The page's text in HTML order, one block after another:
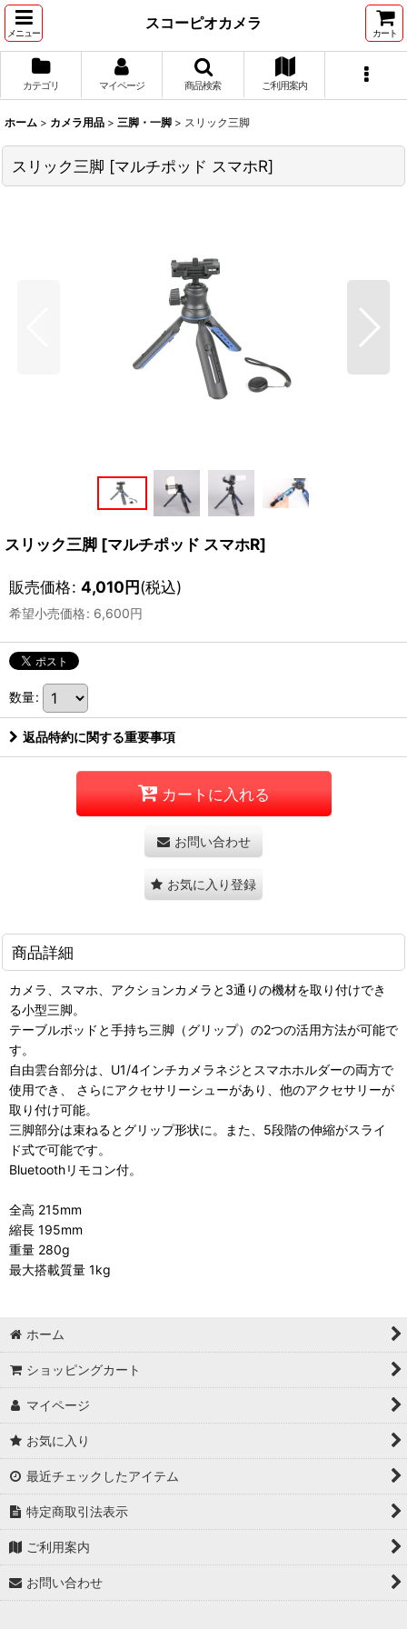
メニュー
スコーピオカメラ
カート
カテゴリ マイページ 商品検索 ご利用案内
ホーム > カメラ用品 > 三脚・一脚 > スリック三脚
スリック三脚 [マルチポッド スマホR]
スリック三脚 [マルチポッド スマホR]
販売価格: 4,010円(税込)
希望小売価格: 6,600円
数量:
返品特約に関する重要事項
カートに入れる
お問い合わせ
お気に入り登録
商品詳細
カメラ、スマホ、アクションカメラと3通りの機材を取り付けでき
る小型三脚。
テーブルポッドと手持ち三脚（グリップ）の2つの活用方法が可能で
す。
自由雲台部分は、U1/4インチカメラネジとスマホホルダーの両方で
使用でき、 さらにアクセサリーシューがあり、他のアクセサリーが
取り付け可能。
三脚部分は束ねるとグリップ形状に。また、5段階の伸縮がスライ
ド式で可能です。
Bluetoothリモコン付。
全高 215mm
縮長 195mm
重量 280g
最大搭載質量 1kg
ホーム
ショッピングカート
マイページ
お気に入り
最近チェックしたアイテム
特定商取引法表示
ご利用案内
お問い合わせ